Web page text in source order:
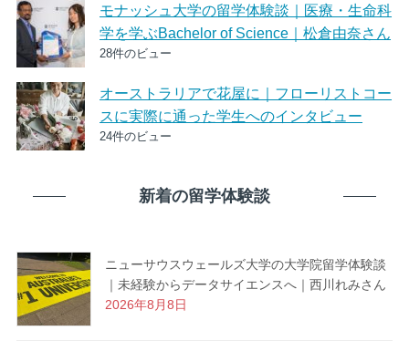
モナッシュ大学の留学体験談｜医療・生命科
学を学ぶBachelor of Science｜松倉由奈さん
28件のビュー
オーストラリアで花屋に｜フローリストコー
スに実際に通った学生へのインタビュー
24件のビュー
新着の留学体験談
ニューサウスウェールズ大学の大学院留学体験談
｜未経験からデータサイエンスへ｜西川れみさん
2026年8月8日